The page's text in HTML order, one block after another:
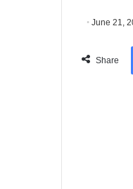
June 21,
Share